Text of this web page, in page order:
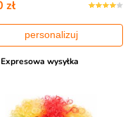
zł
personalizuj
Expresowa wysyłka